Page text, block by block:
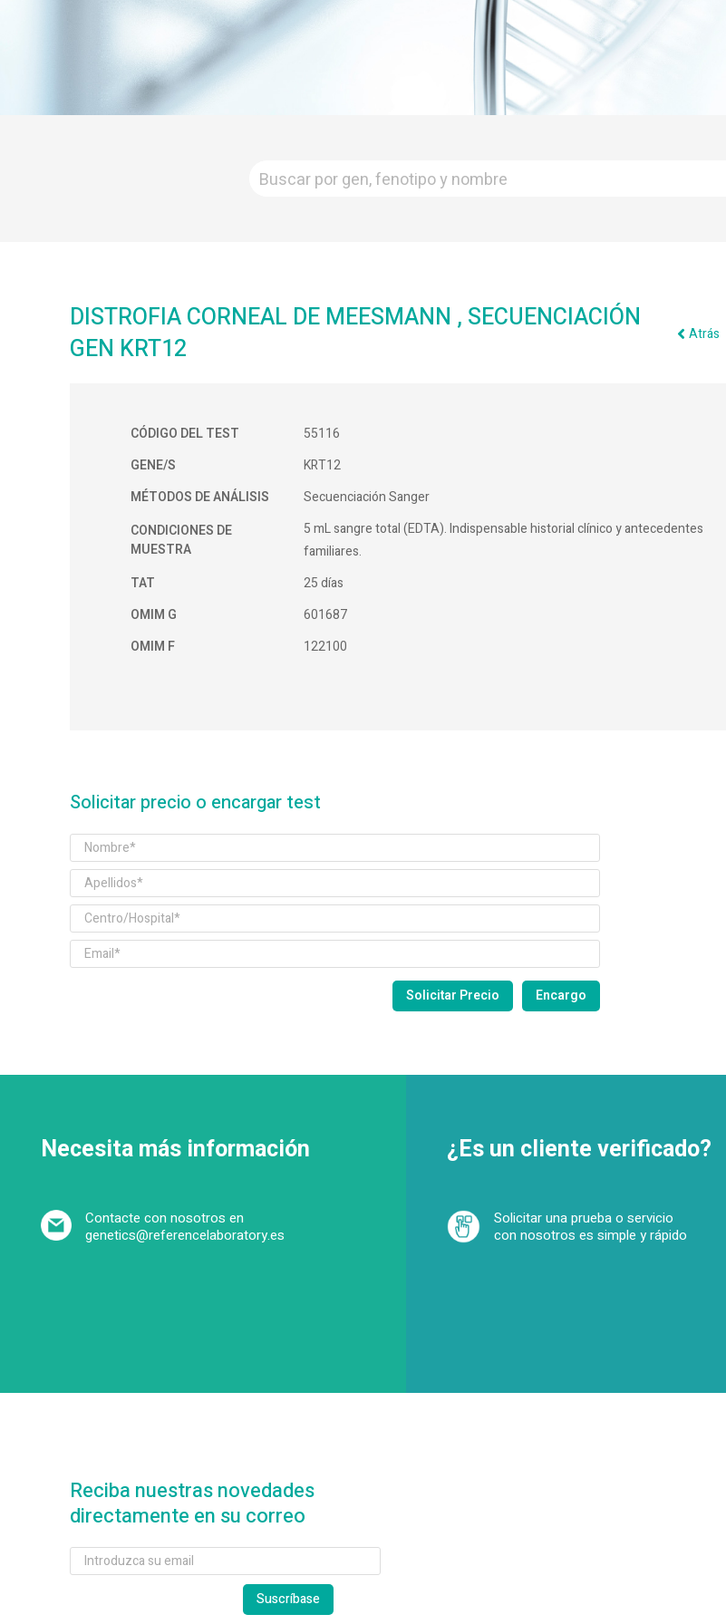
DISTROFIA CORNEAL DE MEESMANN , SECUENCIACIÓN
GEN KRT12
Atrás
CÓDIGO DEL TEST
55116
GENE/S
KRT12
MÉTODOS DE ANÁLISIS
Secuenciación Sanger
CONDICIONES DE
MUESTRA
5 mL sangre total (EDTA). Indispensable historial clínico y antecedentes
familiares.
TAT
25 días
OMIM G
601687
OMIM F
122100
Solicitar precio o encargar test
Necesita más información ¿Es un cliente verificado?
Contacte con nosotros en
genetics@referencelaboratory.es
Solicitar una prueba o servicio
con nosotros es simple y rápido
Reciba nuestras novedades
directamente en su correo